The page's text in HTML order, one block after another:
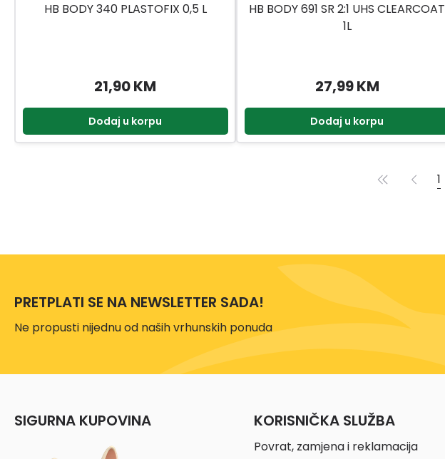
HB BODY 340 PLASTOFIX 0,5 L
21,90 KM
Dodaj u korpu
HB BODY 691 SR 2:1 UHS CLEARCOAT
1L
27,99 KM
Dodaj u korpu
1
PRETPLATI SE NA NEWSLETTER SADA!
Ne propusti nijednu od naših vrhunskih ponuda
SIGURNA KUPOVINA KORISNIČKA SLUŽBA
Povrat, zamjena i reklamacija